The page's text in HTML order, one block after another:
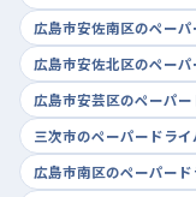
広島市安佐南区のペー
広島市安佐北区のペー
広島市安芸区のペーパ
三次市のペーパードライ
広島市南区のペーパー